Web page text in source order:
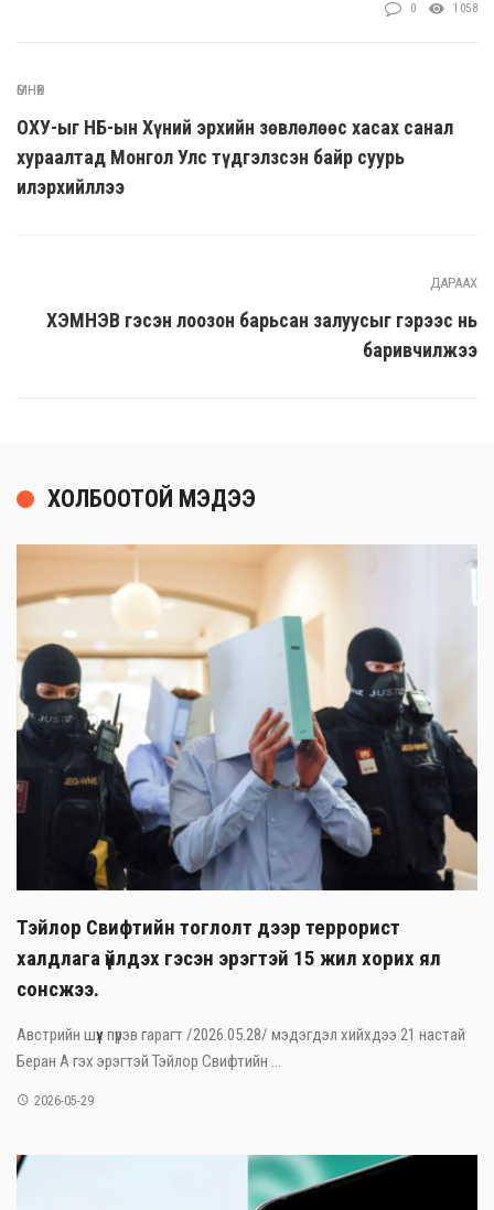
0 1058
ӨМНӨХ
ОХУ-ыг НҮБ-ын Хүний эрхийн зөвлөлөөс хасах санал
хураалтад Монгол Улс түдгэлзсэн байр суурь
илэрхийллээ
ДАРААХ
ХЭМНЭВ гэсэн лоозон барьсан залуусыг гэрээс нь
баривчилжээ
ХОЛБООТОЙ МЭДЭЭ
Тэйлор Свифтийн тоглолт дээр террорист
халдлага үйлдэх гэсэн эрэгтэй 15 жил хорих ял
сонсжээ.
Австрийн шүүх пүрэв гарагт /2026.05.28/ мэдэгдэл хийхдээ 21 настай
Беран А гэх эрэгтэй Тэйлор Свифтийн ...
2026-05-29